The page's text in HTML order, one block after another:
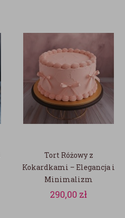
Tort Różowy z
Kokardkami – Elegancja i
Minimalizm
290,00 zł